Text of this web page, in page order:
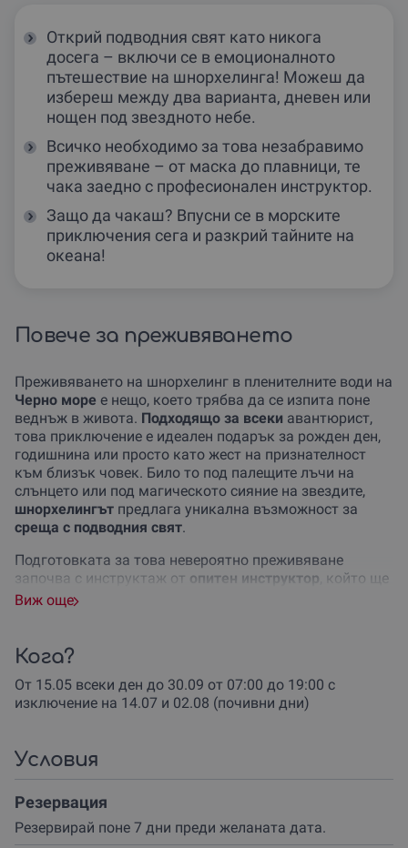
Открий подводния свят като никога
досега – включи се в емоционалното
пътешествие на шнорхелинга! Можеш да
избереш между два варианта, дневен или
нощен под звездното небе.
Всичко необходимо за това незабравимо
преживяване – от маска до плавници, те
чака заедно с професионален инструктор.
Защо да чакаш? Впусни се в морските
приключения сега и разкрий тайните на
океана!
Повече за преживяването
Преживяването на шнорхелинг в пленителните води на
Черно море е нещо, което трябва да се изпита поне
веднъж в живота. Подходящо за всеки авантюрист,
това приключение е идеален подарък за рожден ден,
годишнина или просто като жест на признателност
към близък човек. Било то под палещите лъчи на
слънцето или под магическото сияние на звездите,
шнорхелингът предлага уникална възможност за
среща с подводния свят.
Подготовката за това невероятно преживяване
започва с инструктаж от опитен инструктор , който ще
те запознае с основите на шнорхелинга и ще ти
един час, като прекарваш приблизително 30 минути
под вода
и подводни пейзажи.
водата със светлината на подводни фенери, ти ще
имаш възможността да видиш морския живот в една
съвсем различна и магическа светлина.
Не пропускай шансада се потопиш в незабравимите
морски приключения с нашите шнорхелинг
Виж още
Кога?
От 15.05 всеки ден до 30.09 от 07:00 до 19:00 с
изключение на 14.07 и 02.08 (почивни дни)
Условия
Резервация
Резервирай поне 7 дни преди желаната дата.